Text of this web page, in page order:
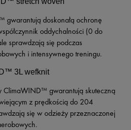
doskonałą ochronę
oddychalności (0 do
sprawdzają się podczas
i intensywnego treningu.
3L wefknit
ClimaWIND™ gwarantują skuteczną
z prędkością do 204
się w odzieży przeznaczonej